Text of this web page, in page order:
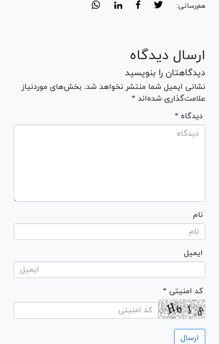
هم‌رسانی:
ارسال دیدگاه
دیدگاهتان را بنویسید
نشانی ایمیل شما منتشر نخواهد شد. بخش‌های موردنیاز
علامت‌گذاری شده‌اند *
* دیدگاه
نام
ایمیل
* کد امنیتی